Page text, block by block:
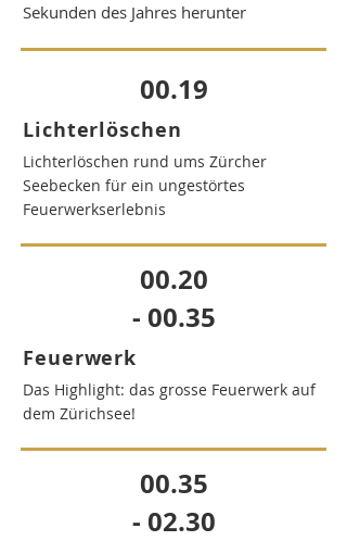
Sekunden des Jahres herunter
00.19
Lichterlöschen
Lichterlöschen rund ums Zürcher
Seebecken für ein ungestörtes
Feuerwerkserlebnis
00.20
- 00.35
Feuerwerk
Das Highlight: das grosse Feuerwerk auf
dem Zürichsee!
00.35
- 02.30